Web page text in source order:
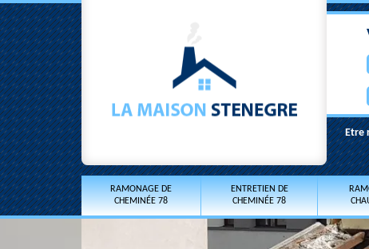
Etre
RAMONAGE DE
CHEMINÉE 78
ENTRETIEN DE
CHEMINÉE 78